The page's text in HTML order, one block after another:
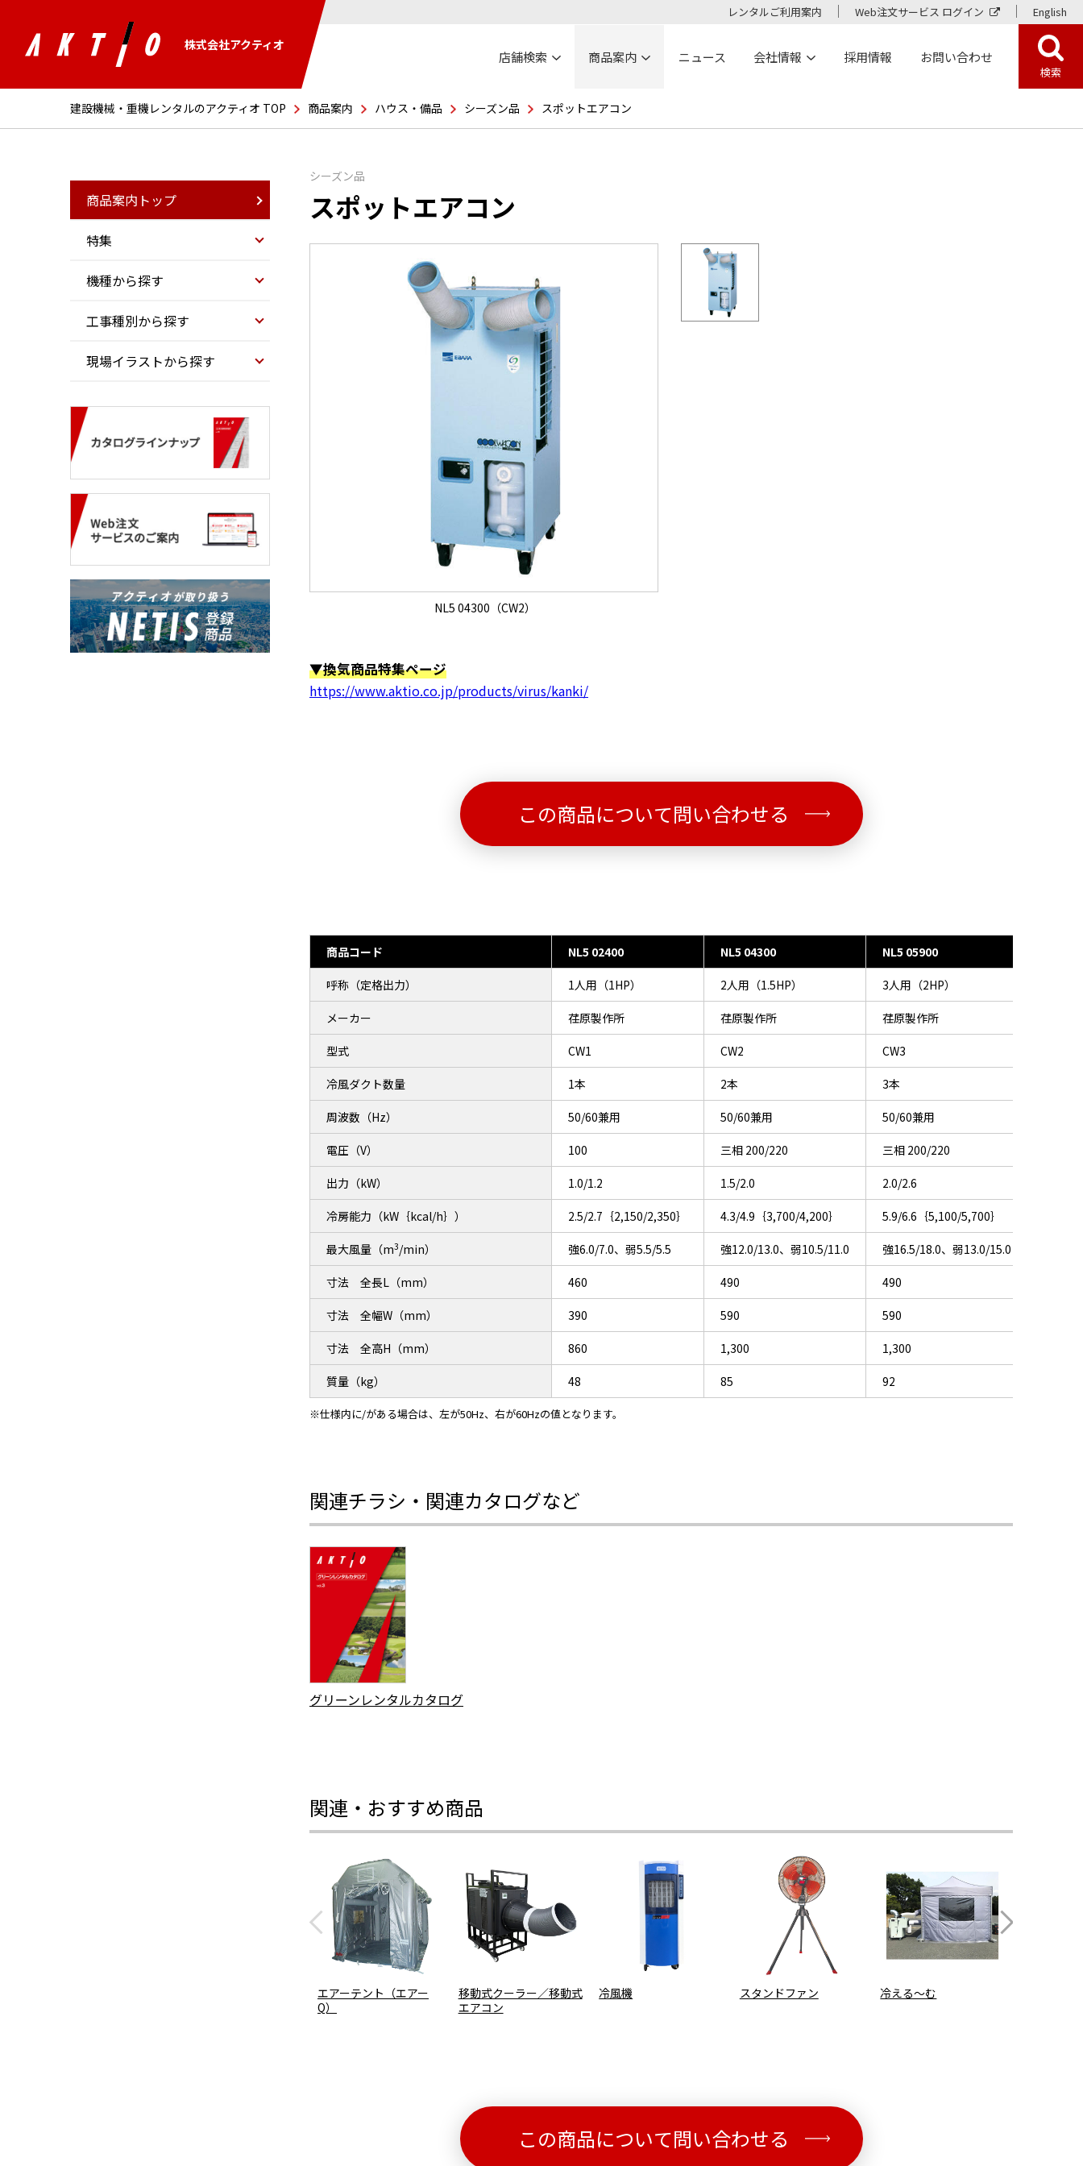
株式会社アクティオ
レンタルご利用案内 Web注文サービス ログイン English
店舗検索 商品案内 ニュース 会社情報 採用情報 お問い合わせ
検索
建設機械・重機レンタルのアクティオ TOP 商品案内 ハウス・備品 シーズン品 スポットエアコン
シーズン品
スポットエアコン
NL5 04300（CW2）
▼換気商品特集ページ
https://www.aktio.co.jp/products/virus/kanki/
この商品について問い合わせる
商品コード NL5 02400 NL5 04300 NL5 05900
呼称（定格出力） 1人用（1HP） 2人用（1.5HP） 3人用（2HP）
メーカー 荏原製作所 荏原製作所 荏原製作所
型式 CW1 CW2 CW3
冷風ダクト数量 1本 2本 3本
周波数（Hz） 50/60兼用 50/60兼用 50/60兼用
電圧（V） 100 三相 200/220 三相 200/220
出力（kW） 1.0/1.2 1.5/2.0 2.0/2.6
冷房能力（kW｛kcal/h｝） 2.5/2.7｛2,150/2,350｝ 4.3/4.9｛3,700/4,200｝ 5.9/6.6｛5,100/5,700｝
最大風量（m3/min） 強6.0/7.0、弱5.5/5.5 強12.0/13.0、弱10.5/11.0 強16.5/18.0、弱13.0/15.0
寸法 全長L（mm） 460 490 490
寸法 全幅W（mm） 390 590 590
寸法 全高H（mm） 860 1,300 1,300
質量（kg） 48 85 92
※仕様内に/がある場合は、左が50Hz、右が60Hzの値となります。
関連チラシ・関連カタログなど
グリーンレンタルカタログ
関連・おすすめ商品
エアーテント（エアー
Q）
移動式クーラー／移動式
エアコン
冷風機 スタンドファン 冷える～む
この商品について問い合わせる
商品案内トップ
特集
機種から探す
工事種別から探す
現場イラストから探す